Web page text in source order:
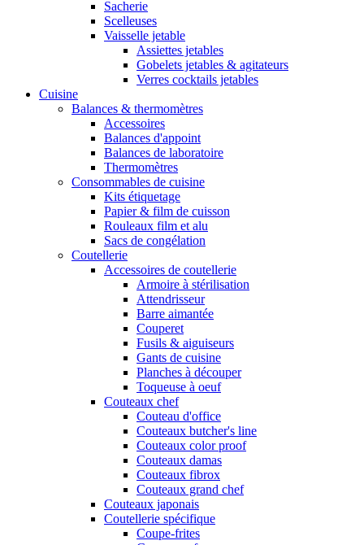
Sacherie
Scelleuses
Vaisselle jetable
Assiettes jetables
Gobelets jetables & agitateurs
Verres cocktails jetables
Cuisine
Balances & thermomètres
Accessoires
Balances d'appoint
Balances de laboratoire
Thermomètres
Consommables de cuisine
Kits étiquetage
Papier & film de cuisson
Rouleaux film et alu
Sacs de congélation
Coutellerie
Accessoires de coutellerie
Armoire à stérilisation
Attendrisseur
Barre aimantée
Couperet
Fusils & aiguiseurs
Gants de cuisine
Planches à découper
Toqueuse à oeuf
Couteaux chef
Couteau d'office
Couteaux butcher's line
Couteaux color proof
Couteaux damas
Couteaux fibrox
Couteaux grand chef
Couteaux japonais
Coutellerie spécifique
Coupe-frites